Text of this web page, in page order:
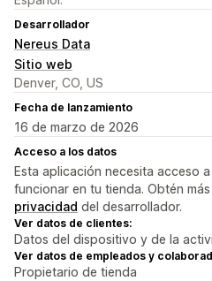
Desarrollador
Nereus Data
Sitio web
Denver, CO, US
Fecha de lanzamiento
16 de marzo de 2026
Acceso a los datos
Esta aplicación necesita acceso
funcionar en tu tienda. Obtén
privacidad del desarrollador.
Ver datos de clientes:
Datos del dispositivo y de la
Ver datos de empleados y
Propietario de tienda